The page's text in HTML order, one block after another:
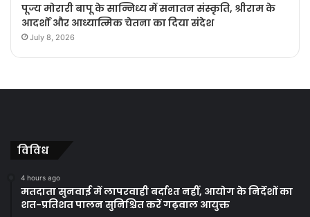
पूज्य मोरारी बापू के सान्निध्य में सनातन संस्कृति, श्रीराम के
आदर्शों और आध्यात्मिक चेतना का दिया संदेश
July 8, 2026
विविध
4 hours ago
मतदाता सुनवाई में लापरवाही बर्दाश्त नहीं, आयोग के निर्देशों का
शत-प्रतिशत पालन सुनिश्चित करें गढ़वाल आयुक्त